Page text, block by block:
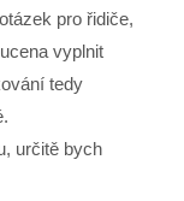
pro řidiče,
vyplnit
tedy
určitě bych